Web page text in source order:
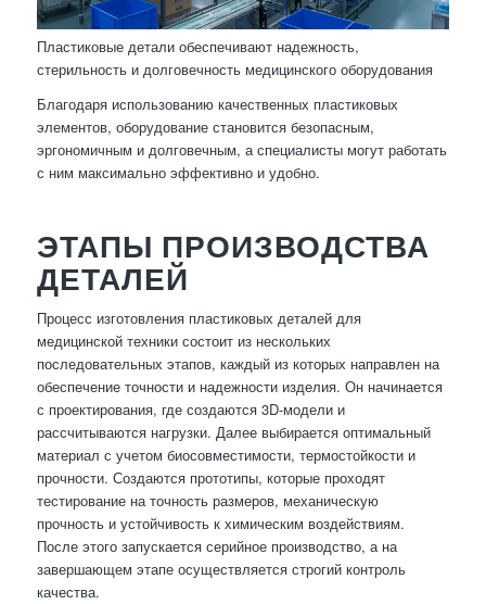
Пластиковые детали обеспечивают надежность,
стерильность и долговечность медицинского оборудования
Благодаря использованию качественных пластиковых
элементов, оборудование становится безопасным,
эргономичным и долговечным, а специалисты могут работать
с ним максимально эффективно и удобно.
ЭТАПЫ ПРОИЗВОДСТВА
ДЕТАЛЕЙ
Процесс изготовления пластиковых деталей для
медицинской техники состоит из нескольких
последовательных этапов, каждый из которых направлен на
обеспечение точности и надежности изделия. Он начинается
с проектирования, где создаются 3D-модели и
рассчитываются нагрузки. Далее выбирается оптимальный
материал с учетом биосовместимости, термостойкости и
прочности. Создаются прототипы, которые проходят
тестирование на точность размеров, механическую
прочность и устойчивость к химическим воздействиям.
После этого запускается серийное производство, а на
завершающем этапе осуществляется строгий контроль
качества.